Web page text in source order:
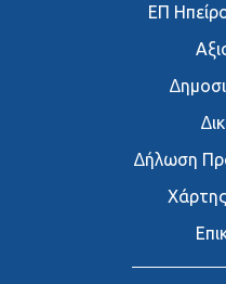
ΕΠ
∆ήλωση